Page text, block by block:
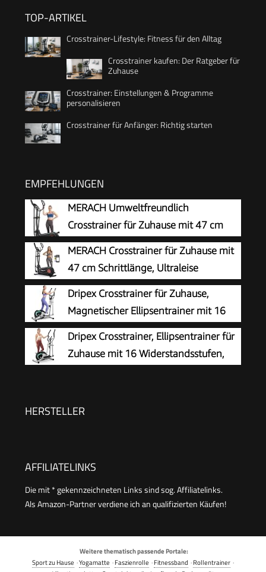
TOP-ARTIKEL
Crosstrainer-Lifestyle: Fitness für den Alltag
Crosstrainer kaufen: Der Ratgeber für
Zuhause
Crosstrainer: Einstellungen & Programme
personalisieren
Crosstrainer für Anfänger: Richtig starten
EMPFEHLUNGEN
MERACH Umweltfreundlich
Crosstrainer für Zuhause mit 47 cm
Schrittlänge, Ultraleise
Selbstgenerierender Ellipsentrainer mit
Magnetwiderstand, 16 Stufen, Kompatibel mit
Eigener App, bis 180kg Belastbar
MERACH Crosstrainer für Zuhause mit
47 cm Schrittlänge, Ultraleise
Ellipsentrainer mit Magnetwiderstand,
8 Widerstandsstufen, für Effektives
Ausdauertraining, Eigener App, Belastbar Bis
180 kg
Dripex Crosstrainer für Zuhause,
Magnetischer Ellipsentrainer mit 16
Widerstandsstufen, 6 KG
Schwungmasse, Leises Indoor-Trainingsgerät,
LCD-Monitor, Pulssensor, bis 120 KG (Grün)
Dripex Crosstrainer, Ellipsentrainer für
Zuhause mit 16 Widerstandsstufen,
und Pulsmessung
HERSTELLER
AFFILIATELINKS
Die mit * gekennzeichneten Links sind sog. Affiliatelinks.
Als Amazon-Partner verdiene ich an qualifizierten Käufen!
Weitere thematisch passende Portale:
Sport zu Hause ·Yogamatte ·Faszienrolle ·Fitnessband ·Rollentrainer ·